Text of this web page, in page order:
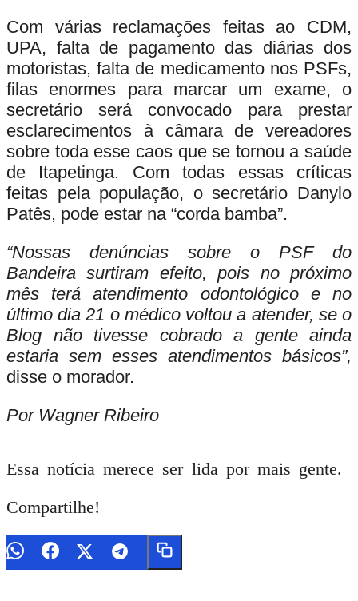
Com várias reclamações feitas ao CDM,
UPA, falta de pagamento das diárias dos
motoristas, falta de medicamento nos PSFs,
filas enormes para marcar um exame, o
secretário será convocado para prestar
esclarecimentos à câmara de vereadores
sobre toda esse caos que se tornou a saúde
de Itapetinga. Com todas essas críticas
feitas pela população, o secretário Danylo
Patês, pode estar na “corda bamba”.
“Nossas denúncias sobre o PSF do
Bandeira surtiram efeito, pois no próximo
mês terá atendimento odontológico e no
último dia 21 o médico voltou a atender, se o
Blog não tivesse cobrado a gente ainda
estaria sem esses atendimentos básicos”,
disse o morador.
Por Wagner Ribeiro
Essa notícia merece ser lida por mais gente.
Compartilhe!